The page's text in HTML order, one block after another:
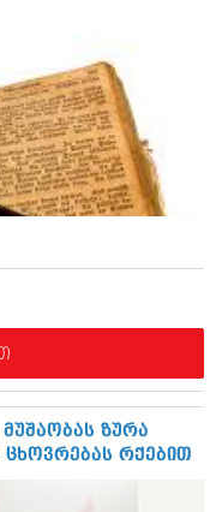
ზურა
რქებით